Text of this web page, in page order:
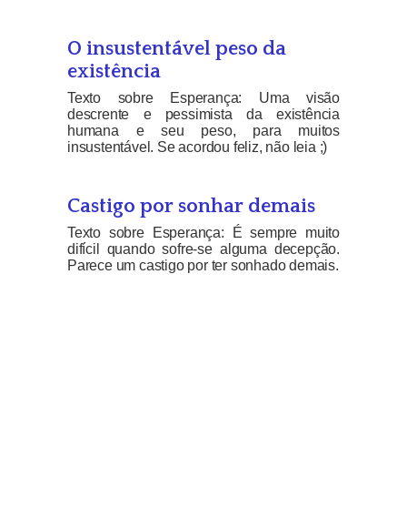
O insustentável peso da
existência
Texto sobre Esperança: Uma visão
descrente e pessimista da existência
humana e seu peso, para muitos
insustentável. Se acordou feliz, não leia ;)
Castigo por sonhar demais
Texto sobre Esperança: É sempre muito
difícil quando sofre-se alguma decepção.
Parece um castigo por ter sonhado demais.